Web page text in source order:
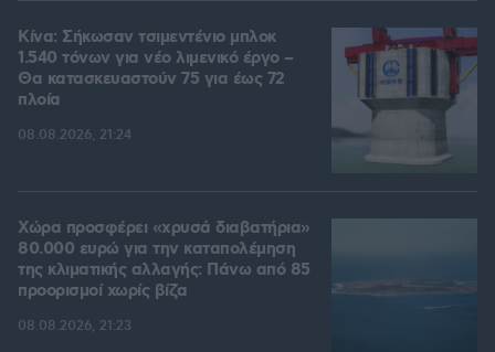
Κίνα: Σήκωσαν τσιμεντένιο μπλοκ
1.540 τόνων για νέο λιμενικό έργο –
Θα κατασκευαστούν 75 για έως 72
πλοία
08.08.2026, 21:24
Χώρα προσφέρει «χρυσά διαβατήρια»
80.000 ευρώ για την καταπολέμηση
της κλιματικής αλλαγής: Πάνω από 85
προορισμοί χωρίς βίζα
08.08.2026, 21:23